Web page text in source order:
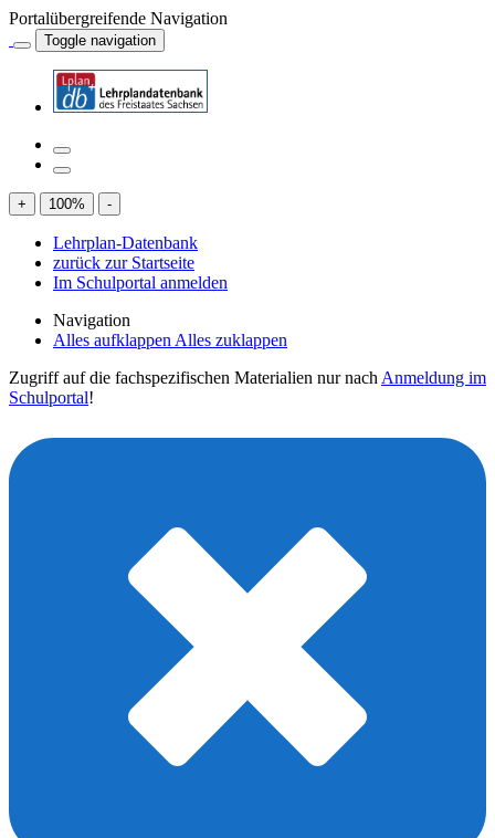
Portalübergreifende Navigation
Toggle navigation
+ 100% -
Lehrplan-Datenbank
zurück zur Startseite
Im Schulportal anmelden
Navigation
Alles aufklappen Alles zuklappen
Zugriff auf die fachspezifischen Materialien nur nach Anmeldung im
Schulportal!